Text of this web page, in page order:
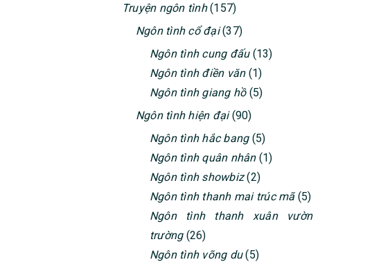
Truyện ngôn tình(157)
Ngôn tình cổ đại(37)
Ngôn tình cung đấu(13)
Ngôn tình điền văn(1)
Ngôn tình giang hồ(5)
Ngôn tình hiện đại(90)
Ngôn tình hắc bang(5)
Ngôn tình quân nhân(1)
Ngôn tình showbiz(2)
Ngôn tình thanh mai trúc mã(5)
Ngôn tình thanh xuân vườn
trường(26)
Ngôn tình võng du(5)